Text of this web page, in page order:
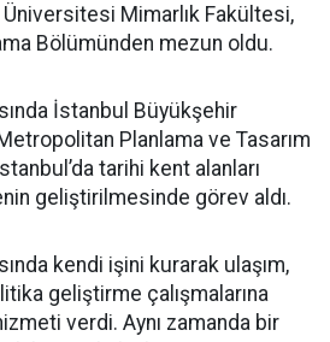
Mimarlık Fakültesi,
Bölümünden mezun oldu.
İstanbul Büyükşehir
Planlama ve Tasarım
tarihi kent alanları
geliştirilmesinde görev aldı.
kendi işini kurarak ulaşım,
geliştirme çalışmalarına
verdi. Aynı zamanda bir